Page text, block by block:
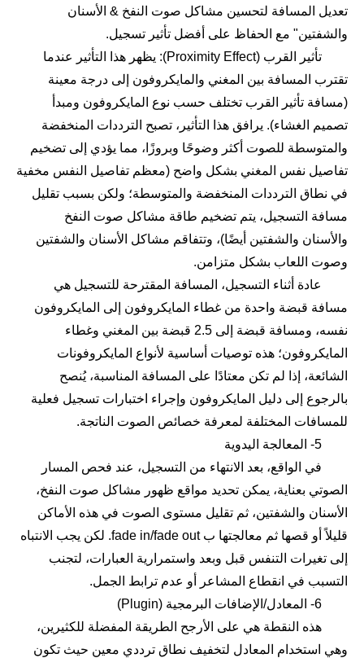
تعديل المسافة لتحسين مشاكل صوت النفخ & الأسنان
والشفتين" مع الحفاظ على أفضل تأثير تسجيل.
تأثير القرب (Proximity Effect): يظهر هذا التأثير عندما
تقترب المسافة بين المغني والمايكروفون إلى درجة معينة
(مسافة تأثير القرب تختلف حسب نوع المايكروفون ومبدأ
تصميم الغشاء). يرافق هذا التأثير، تصبح الترددات المنخفضة
والمتوسطة للصوت أكثر وضوحًا وبروزًا، مما يؤدي إلى تضخيم
تفاصيل نفس المغني بشكل واضح (معظم تفاصيل النفس مخفية
في نطاق الترددات المنخفضة والمتوسطة؛ ولكن بسبب تقليل
مسافة التسجيل، يتم تضخيم طاقة مشاكل صوت النفخ
والأسنان والشفتين أيضًا)، وتتفاقم مشاكل الأسنان والشفتين
وصوت اللعاب بشكل متزامن.
عادة أثناء التسجيل، المسافة المقترحة للتسجيل هي
مسافة قبضة واحدة من غطاء المايكروفون إلى المايكروفون
نفسه، ومسافة قبضة إلى 2.5 قبضة بين المغني وغطاء
المايكروفون؛ هذه توصيات أساسية لأنواع المايكروفونات
الشائعة، إذا لم تكن معتادًا على المسافة المناسبة، يُنصح
بالرجوع إلى دليل المايكروفون وإجراء اختبارات تسجيل فعلية
للمسافات المختلفة لمعرفة خصائص الصوت الناتجة.
في الواقع، بعد الانتهاء من التسجيل، عند فحص المسار
الصوتي بعناية، يمكن تحديد مواقع ظهور مشاكل صوت النفخ،
الأسنان والشفتين، ثم تقليل مستوى الصوت في هذه الأماكن
قليلاً أو قصها ثم معالجتها ب fade in/fade out. لكن يجب الانتباه
إلى تغيرات التنفس قبل وبعد واستمرارية العبارات، لتجنب
التسبب في انقطاع المشاعر أو عدم ترابط الجمل.
هذه النقطة هي على الأرجح الطريقة المفضلة للكثيرين،
وهي استخدام المعادل لتخفيف نطاق ترددي معين حيث تكون